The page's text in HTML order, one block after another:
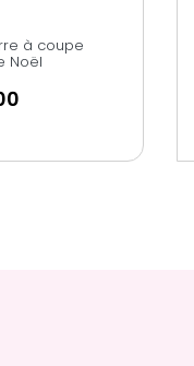
à coupe
Noël